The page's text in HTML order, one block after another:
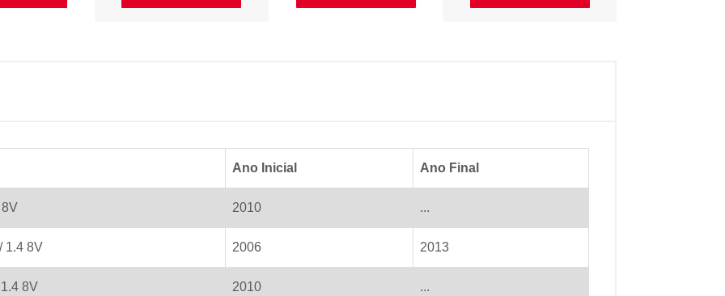
Ano Inicial Ano Final
2010 ...
1.4 8V 2006 2013
8V 2010 ...